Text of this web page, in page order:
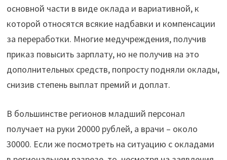
основной части в виде оклада и вариативной, к
которой относятся всякие надбавки и компенсации
за переработки. Многие медучреждения, получив
приказ повысить зарплату, но не получив на это
дополнительных средств, попросту подняли оклады,
снизив степень выплат премий и доплат.
В большинстве регионов младший персонал
получает на руки 20000 рублей, а врачи – около
30000. Если же посмотреть на ситуацию с окладами